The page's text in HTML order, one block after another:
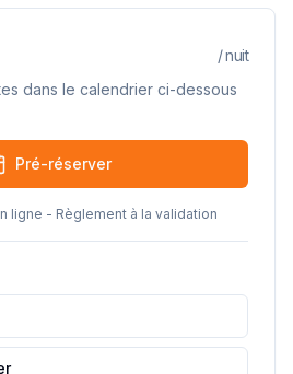
/nuit
dans le calendrier ci-dessous
Pré-réserver
ligne - Règlement à la validation